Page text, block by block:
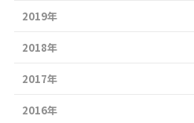
2019年
2018年
2017年
2016年